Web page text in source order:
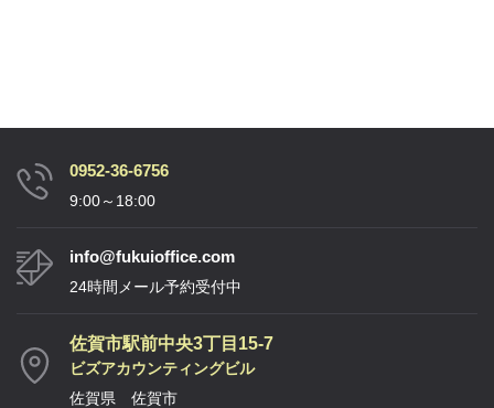
0952-36-6756
9:00～18:00
info@fukuioffice.com
24時間メール予約受付中
佐賀市駅前中央3丁目15-7
ビズアカウンティングビル
佐賀県 佐賀市